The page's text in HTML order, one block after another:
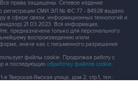
права защищены. Сетевое издание
о регистрации СМИ ЭЛ № ФС 77 - 84928 выдано
в сфере связи, информационных технологий и
21.03.2023. Вся информация,
предназначена только для персонального
воспроизведению и/или
иначе как с письменного разрешения
файлы cookie. Продолжая работу с
и последующую обработку файлов cookie.
Тверская-Ямская улица, дом 2, стр.1, тел.: